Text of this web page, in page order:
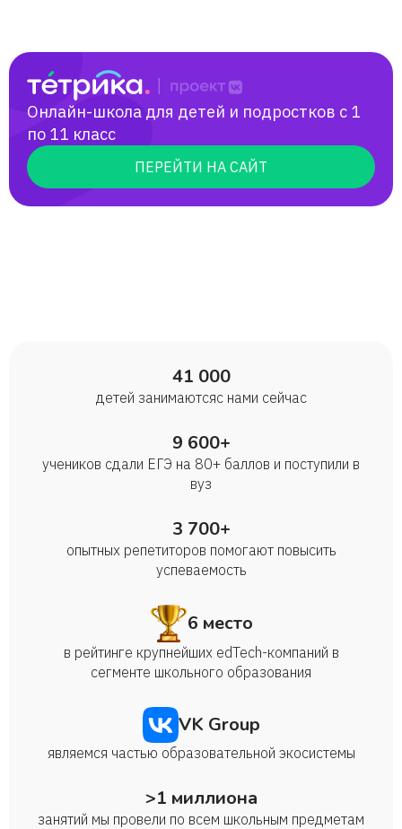
Онлайн-школа для детей и подростков с 1
по 11 класс
ПЕРЕЙТИ НА САЙТ
41 000
детей занимаются с нами сейчас
9 600+
учеников сдали ЕГЭ на 80+ баллов и поступили в
вуз
3 700+
опытных репетиторов помогают повысить
успеваемость
6 место
в рейтинге крупнейших edTech-компаний в
сегменте школьного образования
VK Group
являемся частью образовательной экосистемы
>1 миллиона
занятий мы провели по всем школьным предметам